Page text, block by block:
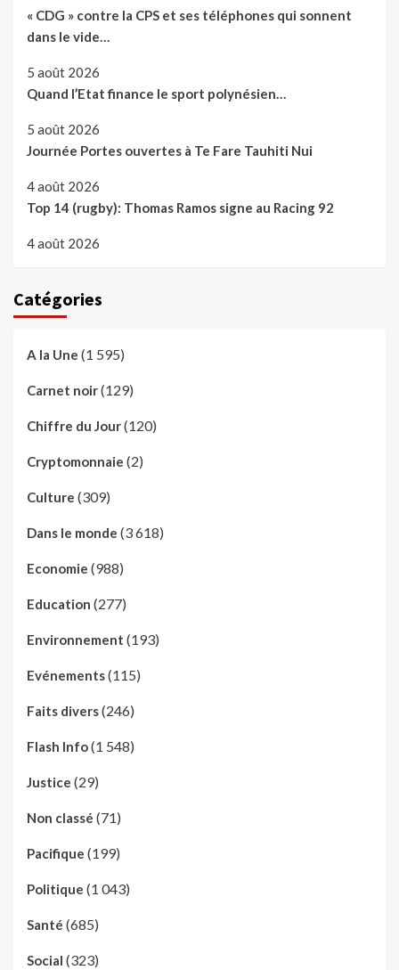
« CDG » contre la CPS et ses téléphones qui sonnent
dans le vide…
5 août 2026
Quand l’Etat finance le sport polynésien…
5 août 2026
Journée Portes ouvertes à Te Fare Tauhiti Nui
4 août 2026
Top 14 (rugby): Thomas Ramos signe au Racing 92
4 août 2026
Catégories
A la Une (1 595)
Carnet noir(129)
Chiffre du Jour(120)
Cryptomonnaie (2)
Culture (309)
Dans le monde (3 618)
Economie (988)
Education (277)
Environnement (193)
Evénements(115)
Faits divers(246)
Flash Info(1 548)
Justice (29)
Non classé (71)
Pacifique (199)
Politique (1 043)
Santé (685)
Social (323)